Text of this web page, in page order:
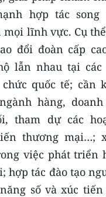
hợp tác song
mọi lĩnh vực. Cụ
đổi đoàn cấp
lẫn nhau tại
quốc tế; cần
hàng,
tham dự các
thương mại…;
việc phát triển
hợp tác đào tạo
số và xúc